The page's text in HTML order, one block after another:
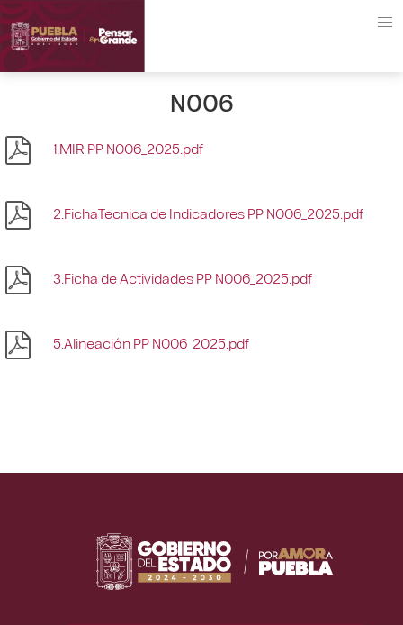
N006
1.MIR PP N006_2025.pdf
2.FichaTecnica de Indicadores PP N006_2025.pdf
3.Ficha de Actividades PP N006_2025.pdf
5.Alineación PP N006_2025.pdf